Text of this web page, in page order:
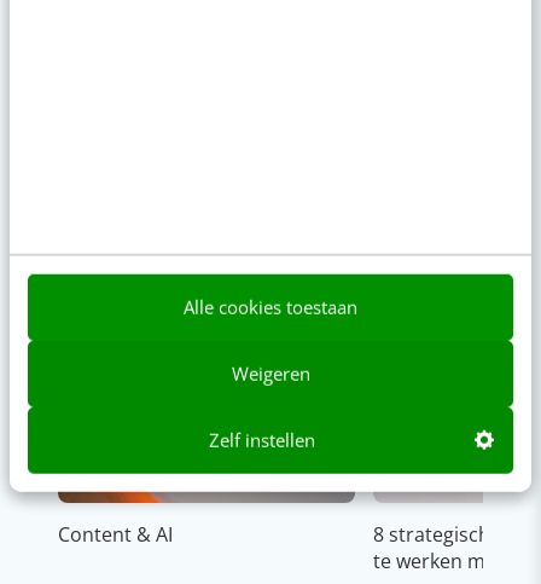
Alle cookies toestaan
Weigeren
Zelf instellen
Content & AI
8 strategische
te werken met